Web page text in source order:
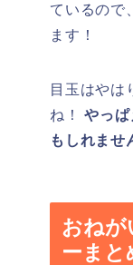
ているので
ます！
目玉はやは
ね！やっ
もしれませ
おねが
ーまと